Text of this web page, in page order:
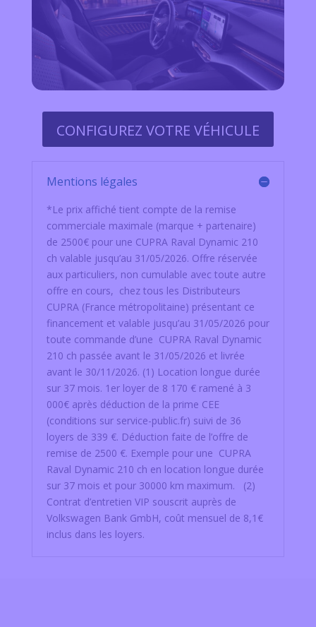
CONFIGUREZ VOTRE VÉHICULE
Mentions légales
*Le prix affiché tient compte de la remise
commerciale maximale (marque + partenaire)
de 2500€ pour une CUPRA Raval Dynamic 210
ch valable jusqu’au 31/05/2026. Offre réservée
aux particuliers, non cumulable avec toute autre
offre en cours, chez tous les Distributeurs
CUPRA (France métropolitaine) présentant ce
financement et valable jusqu’au 31/05/2026 pour
toute commande d’une CUPRA Raval Dynamic
210 ch passée avant le 31/05/2026 et livrée
avant le 30/11/2026. (1) Location longue durée
sur 37 mois. 1er loyer de 8 170 € ramené à 3
000€ après déduction de la prime CEE
(conditions sur service-public.fr) suivi de 36
loyers de 339 €. Déduction faite de l’offre de
remise de 2500 €. Exemple pour une CUPRA
Raval Dynamic 210 ch en location longue durée
sur 37 mois et pour 30000 km maximum. (2)
Contrat d’entretien VIP souscrit auprès de
Volkswagen Bank GmbH, coût mensuel de 8,1€
inclus dans les loyers.